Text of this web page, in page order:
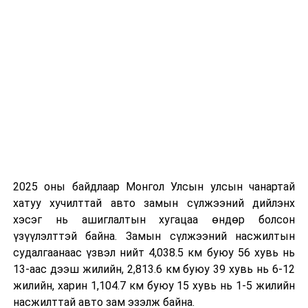
“Хандгайт” хүүхдийн зуслан нь “Улаанбаатар төмөр
зам” Монгол-Оросын хувь нийлүүлсэн нийгэмлэгийн
эзэмшилд байх бөгөөд хүүхдийн зуслангийн газрын
хэмжээ анх 30,6 га байсан бол одоогийн байдлаар 19,7
га болж багассан байна. Тухайн хүүхдийн зуслангийн
газраас мод үржүүлгийн болон гэр бүлийн хэрэгцээнд
2025 оны байдлаар Монгол Улсын улсын чанартай
хатуу хучилттай авто замын сүлжээний дийлэнх
хэсэг нь ашиглалтын хугацаа өндөр болсон
үзүүлэлттэй байна. Замын сүлжээний насжилтын
судалгаанаас үзвэл нийт 4,038.5 км буюу 56 хувь нь
13-аас дээш жилийн, 2,813.6 км буюу 39 хувь нь 6-12
жилийн, харин 1,104.7 км буюу 15 хувь нь 1-5 жилийн
насжилттай авто зам эзэлж байна.